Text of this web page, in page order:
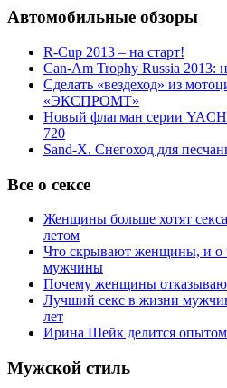
Автомобильные обзоры
R-Cup 2013 – на старт!
Can-Am Trophy Russia 2013:
Сделать «вездеход» из
«ЭКСПРОМТ»
Новый флагман серии
720
Sand-X. Снегоход для
Все о сексе
Женщины больше хотят
летом
Что скрывают женщины, и о
мужчины
Почему женщины
Лучший секс в жизни
лет
Ирина Шейк делится
Мужской стиль